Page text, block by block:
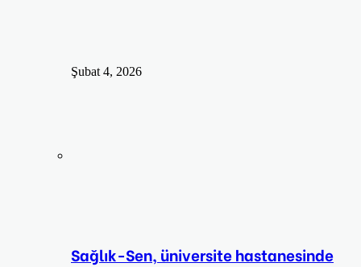
Şubat 4, 2026
Sağlık-Sen, üniversite hastanesinde